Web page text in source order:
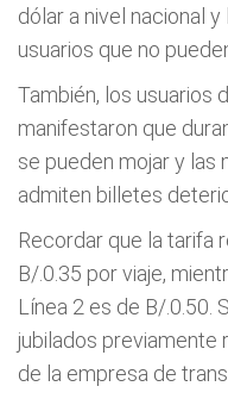
dólar a nivel nacional
usuarios que no
También, los usuarios
manifestaron que
se pueden mojar y las
admiten billetes
Recordar que la tarifa
B/.0.35 por viaje,
Línea 2 es de B/.0.50.
jubilados previamente
de la empresa de